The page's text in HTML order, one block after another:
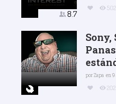
8.7
502
Sony,
porZapa en 9
202